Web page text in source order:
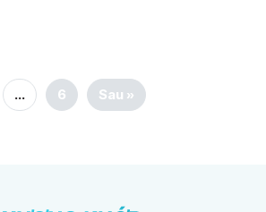
… 6 Sau »